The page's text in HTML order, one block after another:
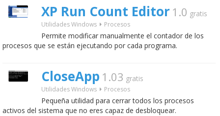
XP Run Count Editor 1.0 gratis
Utilidades Windows Procesos
Permite modificar manualmente el contador de los
procesos que se están ejecutando por cada programa.
CloseApp 1.03 gratis
Utilidades Windows Procesos
Pequeña utilidad para cerrar todos los procesos
activos del sistema que no eres capaz de desbloquear.